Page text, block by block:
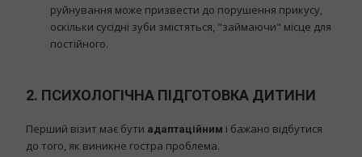
руйнування може призвести до порушення прикусу,
оскільки сусідні зуби змістяться, "займаючи" місце для
постійного.
2. ПСИХОЛОГІЧНА ПІДГОТОВКА ДИТИНИ
Перший візит має бути адаптаційним і бажано відбутися
до того, як виникне гостра проблема.